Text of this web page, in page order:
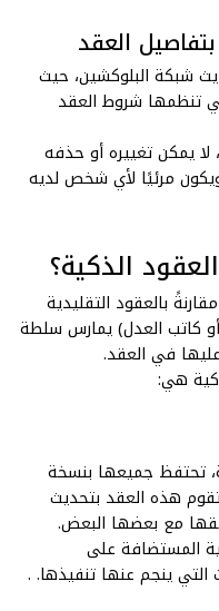
شبكة البلوكشين، حيث
تنظمها شروط العقد
يمكن تغييره أو حذفه
مرئيًا لأي شخص لديه
الذكية؟
بالعقود التقليدية
كاتب العدل) يمارس سلطة
في العقد.
هي:
تحتفظ جميعها بنسخة
هذه العقد بتحديث
مع بعضها البعض.
المستضافة على
التي ينجم عنها تنفيذها. .